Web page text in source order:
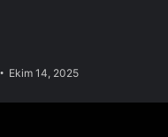
Ekim 14, 2025